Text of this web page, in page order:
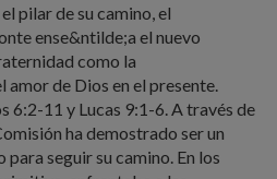
pilar de su camino, el
ense&ntilde;a el nuevo
como la
de Dios en el presente.
6:2-11 y Lucas 9:1-6. A través de
ha demostrado ser un
seguir su camino. En los